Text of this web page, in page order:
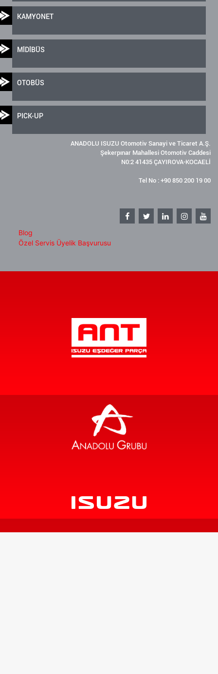
KAMYONET
MİDİBÜS
OTOBÜS
PICK-UP
ANADOLU ISUZU Otomotiv Sanayi ve Ticaret A.Ş.
Şekerpınar Mahallesi Otomotiv Caddesi
N0:2 41435 ÇAYIROVA-KOCAELİ
Tel No : +90 850 200 19 00
Blog
Özel Servis Üyelik Başvurusu